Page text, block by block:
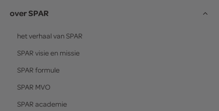
over SPAR
het verhaal van SPAR
SPAR visie en missie
SPAR formule
SPAR MVO
SPAR academie